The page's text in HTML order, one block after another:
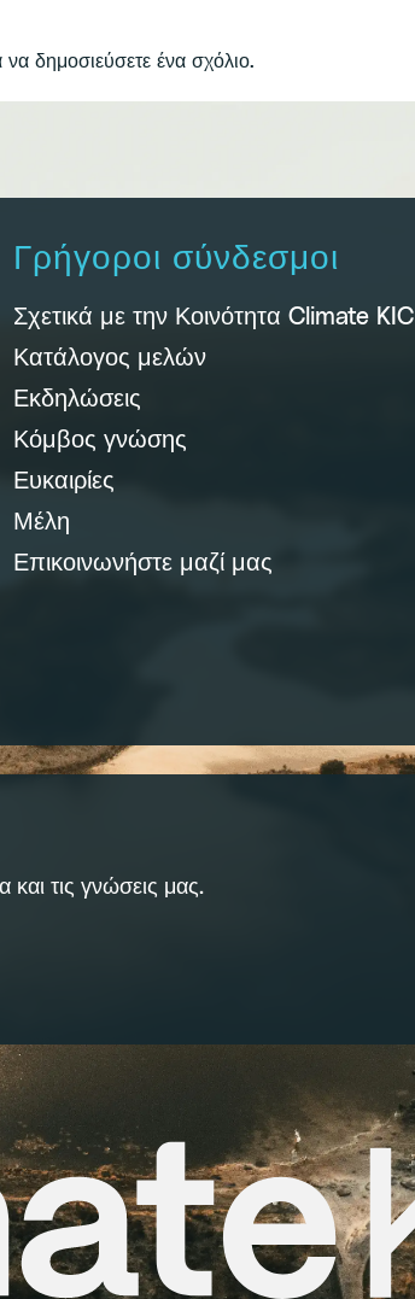
να δημοσιεύσετε ένα σχόλιο.
Γρήγοροι σύνδεσμοι
Σχετικά με την Κοινότητα Climate KIC
Κατάλογος μελών
Εκδηλώσεις
Κόμβος γνώσης
Ευκαιρίες
Μέλη
Επικοινωνήστε μαζί μας
και τις γνώσεις μας.